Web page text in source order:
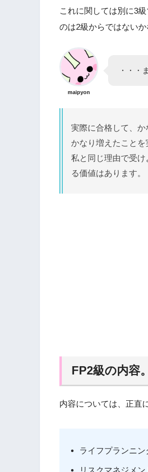
これに関しては別に3
のは2級からではないか
maipyon
・・・
実際に合格して、
かなり増えたことを
私と同じ理由で受
る価値はあります。
FP2級の内容
内容については、正直
ライフプランニン